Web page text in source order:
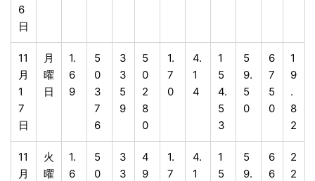
6
日
11
月
1
7
日
月
曜
日
1.
6
9
5
0
3
7
6
3
3
5
9
5
0
2
8
0
1.
7
0
4.
1
4
1
5
4.
5
3
5
9.
5
0
6
7
5
0
1
9
.
8
2
11
月
火
曜
1.
6
5
0
3
3
4
9
1.
7
4.
1
1
5
5
9.
6
6
2
2